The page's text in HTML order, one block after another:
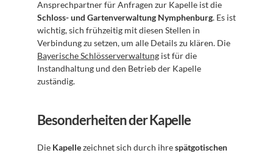
Schloss- und Gartenverwaltung Nymphenburg. Es ist
wichtig, sich frühzeitig mit diesen Stellen in
Bayerische Schlösserverwaltung ist für die
Instandhaltung und den Betrieb der Kapelle
zuständig.
Besonderheiten der Kapelle
Die Kapelle zeichnet sich durch ihre spätgotischen